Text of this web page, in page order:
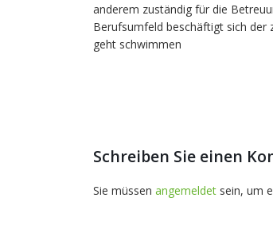
anderem zuständig für die
Berufsumfeld beschäftigt sich der
geht schwimmen
Schreiben Sie einen
Sie müssen angemeldet sein, um